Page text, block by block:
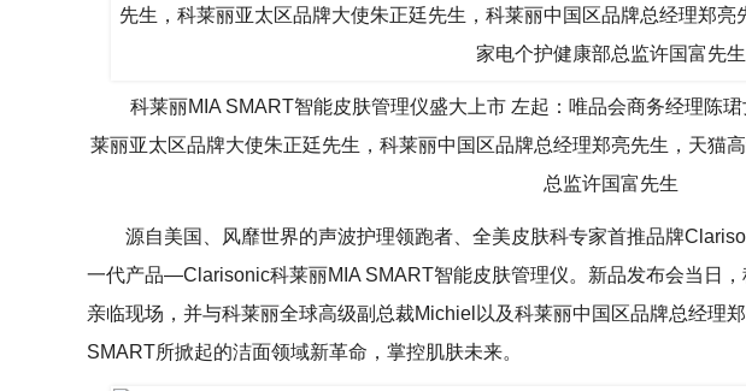
科莱丽MIA SMART智能皮肤管理仪盛大上市 左起：唯品会商务经理陈
莱丽亚太区品牌大使朱正廷先生，科莱丽中国区品牌总经理郑亮先生，天猫
总监许国富先生
源自美国、风靡世界的声波护理领跑者、全美皮肤科专家首推品牌
一代产品—Clarisonic科莱丽MIA SMART智能皮肤管理仪。新品发布会当日
亲临现场，并与科莱丽全球高级副总裁Michiel以及科莱丽中国区品牌总经理
SMART所掀起的洁面领域新革命，掌控肌肤未来。